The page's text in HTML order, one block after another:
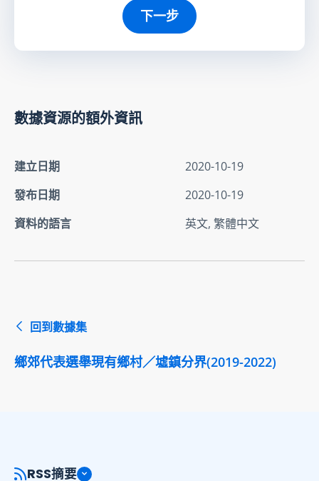
下一步
數據資源的額外資訊
建立日期
2020-10-19
發布日期
2020-10-19
資料的語言
英文, 繁體中文
回到數據集
鄉郊代表選舉現有鄉村／墟鎮分界(2019-2022)
RSS摘要